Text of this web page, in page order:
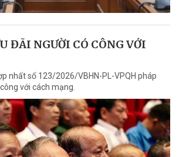
ĐÃI NGƯỜI CÓ CÔNG VỚI
nhất số 123/2026/VBHN-PL-VPQH pháp
với cách mạng.